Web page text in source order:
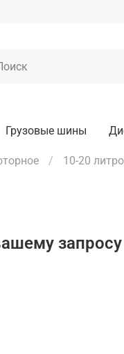
Грузовые шины
10-20